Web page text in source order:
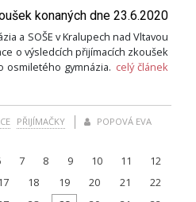
konaných dne 23.6.2020
a SOŠE v Kralupech nad Vltavou
o výsledcích přijímacích zkoušek
osmiletého gymnázia. celý článek
PŘIJÍMAČKY POPOVÁ EVA
7 8 9 10 11
12
18 19 20 21
22